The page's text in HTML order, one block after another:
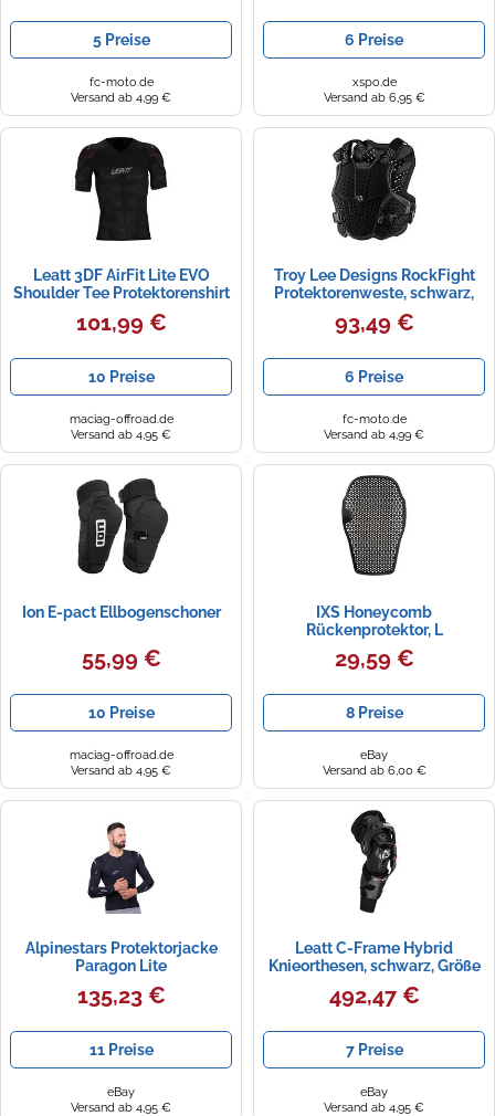
5 Preise
fc-moto.de
Versand ab 4,99 €
6 Preise
xspo.de
Versand ab 6,95 €
Leatt 3DF AirFit Lite EVO
Shoulder Tee Protektorenshirt
101,99 €
10 Preise
maciag-offroad.de
Versand ab 4,95 €
Troy Lee Designs RockFight
Protektorenweste, schwarz,
Größe XL/XXL
93,49 €
6 Preise
fc-moto.de
Versand ab 4,99 €
Ion E-pact Ellbogenschoner
55,99 €
10 Preise
maciag-offroad.de
Versand ab 4,95 €
IXS Honeycomb
Rückenprotektor, L
29,59 €
8 Preise
eBay
Versand ab 6,00 €
Alpinestars Protektorjacke
Paragon Lite
135,23 €
11 Preise
eBay
Versand ab 4,95 €
Leatt C-Frame Hybrid
Knieorthesen, schwarz, Größe
492,47 €
7 Preise
eBay
Versand ab 4,95 €